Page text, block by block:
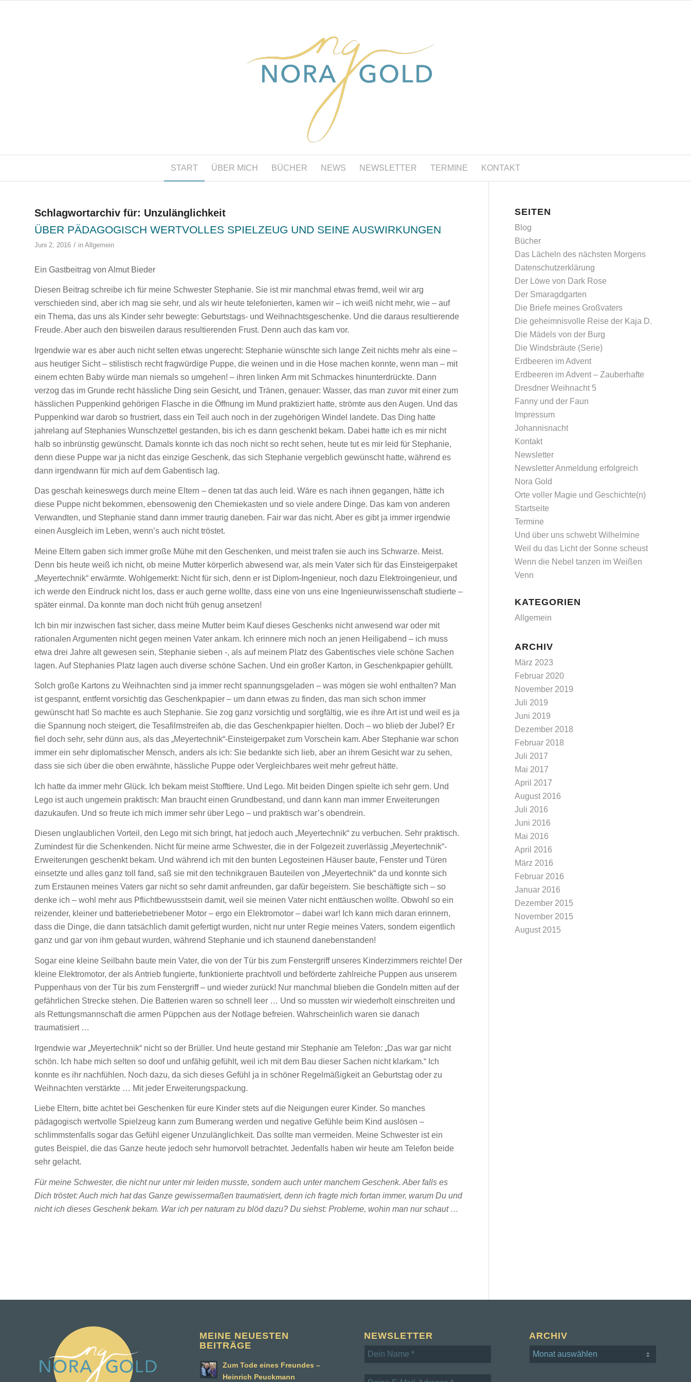
START ÜBER MICH BÜCHER NEWS NEWSLETTER TERMINE KONTAKT
Schlagwortarchiv für: Unzulänglichkeit
ÜBER PÄDAGOGISCH WERTVOLLES SPIELZEUG UND SEINE AUSWIRKUNGEN
Juni 2, 2016 / in Allgemein
Ein Gastbeitrag von Almut Bieder
Diesen Beitrag schreibe ich für meine Schwester Stephanie. Sie ist mir manchmal etwas fremd, weil wir arg
verschieden sind, aber ich mag sie sehr, und als wir heute telefonierten, kamen wir – ich weiß nicht mehr, wie – auf
ein Thema, das uns als Kinder sehr bewegte: Geburtstags- und Weihnachtsgeschenke. Und die daraus resultierende
Freude. Aber auch den bisweilen daraus resultierenden Frust. Denn auch das kam vor.
Irgendwie war es aber auch nicht selten etwas ungerecht: Stephanie wünschte sich lange Zeit nichts mehr als eine –
aus heutiger Sicht – stilistisch recht fragwürdige Puppe, die weinen und in die Hose machen konnte, wenn man – mit
einem echten Baby würde man niemals so umgehen! – ihren linken Arm mit Schmackes hinunterdrückte. Dann
verzog das im Grunde recht hässliche Ding sein Gesicht, und Tränen, genauer: Wasser, das man zuvor mit einer zum
hässlichen Puppenkind gehörigen Flasche in die Öffnung im Mund praktiziert hatte, strömte aus den Augen. Und das
Puppenkind war darob so frustriert, dass ein Teil auch noch in der zugehörigen Windel landete. Das Ding hatte
jahrelang auf Stephanies Wunschzettel gestanden, bis ich es dann geschenkt bekam. Dabei hatte ich es mir nicht
halb so inbrünstig gewünscht. Damals konnte ich das noch nicht so recht sehen, heute tut es mir leid für Stephanie,
denn diese Puppe war ja nicht das einzige Geschenk, das sich Stephanie vergeblich gewünscht hatte, während es
dann irgendwann für mich auf dem Gabentisch lag.
Das geschah keineswegs durch meine Eltern – denen tat das auch leid. Wäre es nach ihnen gegangen, hätte ich
diese Puppe nicht bekommen, ebensowenig den Chemiekasten und so viele andere Dinge. Das kam von anderen
Verwandten, und Stephanie stand dann immer traurig daneben. Fair war das nicht. Aber es gibt ja immer irgendwie
einen Ausgleich im Leben, wenn’s auch nicht tröstet.
Meine Eltern gaben sich immer große Mühe mit den Geschenken, und meist trafen sie auch ins Schwarze. Meist.
Denn bis heute weiß ich nicht, ob meine Mutter körperlich abwesend war, als mein Vater sich für das Einsteigerpaket
„Meyertechnik“ erwärmte. Wohlgemerkt: Nicht für sich, denn er ist Diplom-Ingenieur, noch dazu Elektroingenieur, und
ich werde den Eindruck nicht los, dass er auch gerne wollte, dass eine von uns eine Ingenieurwissenschaft studierte –
später einmal. Da konnte man doch nicht früh genug ansetzen!
Ich bin mir inzwischen fast sicher, dass meine Mutter beim Kauf dieses Geschenks nicht anwesend war oder mit
rationalen Argumenten nicht gegen meinen Vater ankam. Ich erinnere mich noch an jenen Heiligabend – ich muss
etwa drei Jahre alt gewesen sein, Stephanie sieben -, als auf meinem Platz des Gabentisches viele schöne Sachen
lagen. Auf Stephanies Platz lagen auch diverse schöne Sachen. Und ein großer Karton, in Geschenkpapier gehüllt.
Solch große Kartons zu Weihnachten sind ja immer recht spannungsgeladen – was mögen sie wohl enthalten? Man
ist gespannt, entfernt vorsichtig das Geschenkpapier – um dann etwas zu finden, das man sich schon immer
gewünscht hat! So machte es auch Stephanie. Sie zog ganz vorsichtig und sorgfältig, wie es ihre Art ist und weil es ja
die Spannung noch steigert, die Tesafilmstreifen ab, die das Geschenkpapier hielten. Doch – wo blieb der Jubel? Er
fiel doch sehr, sehr dünn aus, als das „Meyertechnik“-Einsteigerpaket zum Vorschein kam. Aber Stephanie war schon
immer ein sehr diplomatischer Mensch, anders als ich: Sie bedankte sich lieb, aber an ihrem Gesicht war zu sehen,
dass sie sich über die oben erwähnte, hässliche Puppe oder Vergleichbares weit mehr gefreut hätte.
Ich hatte da immer mehr Glück. Ich bekam meist Stofftiere. Und Lego. Mit beiden Dingen spielte ich sehr gern. Und
Lego ist auch ungemein praktisch: Man braucht einen Grundbestand, und dann kann man immer Erweiterungen
dazukaufen. Und so freute ich mich immer sehr über Lego – und praktisch war’s obendrein.
Diesen unglaublichen Vorteil, den Lego mit sich bringt, hat jedoch auch „Meyertechnik“ zu verbuchen. Sehr praktisch.
Zumindest für die Schenkenden. Nicht für meine arme Schwester, die in der Folgezeit zuverlässig „Meyertechnik“-
Erweiterungen geschenkt bekam. Und während ich mit den bunten Legosteinen Häuser baute, Fenster und Türen
einsetzte und alles ganz toll fand, saß sie mit den technikgrauen Bauteilen von „Meyertechnik“ da und konnte sich
zum Erstaunen meines Vaters gar nicht so sehr damit anfreunden, gar dafür begeistern. Sie beschäftigte sich – so
denke ich – wohl mehr aus Pflichtbewusstsein damit, weil sie meinen Vater nicht enttäuschen wollte. Obwohl so ein
reizender, kleiner und batteriebetriebener Motor – ergo ein Elektromotor – dabei war! Ich kann mich daran erinnern,
dass die Dinge, die dann tatsächlich damit gefertigt wurden, nicht nur unter Regie meines Vaters, sondern eigentlich
ganz und gar von ihm gebaut wurden, während Stephanie und ich staunend danebenstanden!
Sogar eine kleine Seilbahn baute mein Vater, die von der Tür bis zum Fenstergriff unseres Kinderzimmers reichte! Der
kleine Elektromotor, der als Antrieb fungierte, funktionierte prachtvoll und beförderte zahlreiche Puppen aus unserem
Puppenhaus von der Tür bis zum Fenstergriff – und wieder zurück! Nur manchmal blieben die Gondeln mitten auf der
gefährlichen Strecke stehen. Die Batterien waren so schnell leer … Und so mussten wir wiederholt einschreiten und
als Rettungsmannschaft die armen Püppchen aus der Notlage befreien. Wahrscheinlich waren sie danach
traumatisiert …
Irgendwie war „Meyertechnik“ nicht so der Brüller. Und heute gestand mir Stephanie am Telefon: „Das war gar nicht
schön. Ich habe mich selten so doof und unfähig gefühlt, weil ich mit dem Bau dieser Sachen nicht klarkam.“ Ich
konnte es ihr nachfühlen. Noch dazu, da sich dieses Gefühl ja in schöner Regelmäßigkeit an Geburtstag oder zu
Weihnachten verstärkte … Mit jeder Erweiterungspackung.
Liebe Eltern, bitte achtet bei Geschenken für eure Kinder stets auf die Neigungen eurer Kinder. So manches
pädagogisch wertvolle Spielzeug kann zum Bumerang werden und negative Gefühle beim Kind auslösen –
schlimmstenfalls sogar das Gefühl eigener Unzulänglichkeit. Das sollte man vermeiden. Meine Schwester ist ein
gutes Beispiel, die das Ganze heute jedoch sehr humorvoll betrachtet. Jedenfalls haben wir heute am Telefon beide
sehr gelacht.
Für meine Schwester, die nicht nur unter mir leiden musste, sondern auch unter manchem Geschenk. Aber falls es
Dich tröstet: Auch mich hat das Ganze gewissermaßen traumatisiert, denn ich fragte mich fortan immer, warum Du und
nicht ich dieses Geschenk bekam. War ich per naturam zu blöd dazu? Du siehst: Probleme, wohin man nur schaut …
SEITEN
Blog
Bücher
Das Lächeln des nächsten Morgens
Datenschutz­erklärung
Der Löwe von Dark Rose
Der Smaragdgarten
Die Briefe meines Großvaters
Die geheimnisvolle Reise der Kaja D.
Die Mädels von der Burg
Die Windsbräute (Serie)
Erdbeeren im Advent
Erdbeeren im Advent – Zauberhafte
Dresdner Weihnacht 5
Fanny und der Faun
Impressum
Johannisnacht
Kontakt
Newsletter
Newsletter Anmeldung erfolgreich
Nora Gold
Orte voller Magie und Geschichte(n)
Startseite
Termine
Und über uns schwebt Wilhelmine
Weil du das Licht der Sonne scheust
Wenn die Nebel tanzen im Weißen
Venn
KATEGORIEN
Allgemein
ARCHIV
März 2023
Februar 2020
November 2019
Juli 2019
Juni 2019
Dezember 2018
Februar 2018
Juli 2017
Mai 2017
April 2017
August 2016
Juli 2016
Juni 2016
Mai 2016
April 2016
März 2016
Februar 2016
Januar 2016
Dezember 2015
November 2015
August 2015
MEINE NEUESTEN
BEITRÄGE
Zum Tode eines Freundes –
Heinrich Peuckmann
NEWSLETTER ARCHIV